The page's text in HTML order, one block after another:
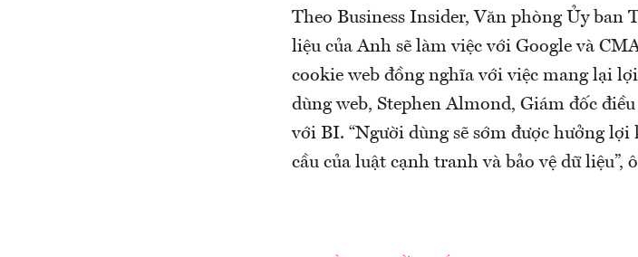
Theo Business Insider, Văn phòng Ủy ban
liệu của Anh sẽ làm việc với Google và
cookie web đồng nghĩa với việc mang lại
dùng web, Stephen Almond, Giám đốc
với BI. “Người dùng sẽ sớm được hưởng
cầu của luật cạnh tranh và bảo vệ dữ liệu”,